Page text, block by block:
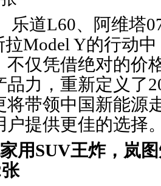
乐道L60、阿维塔
拉Model Y的行动
不仅凭借绝对的价
品力，重新定义了
将带领中国新能源
户提供更佳的选择